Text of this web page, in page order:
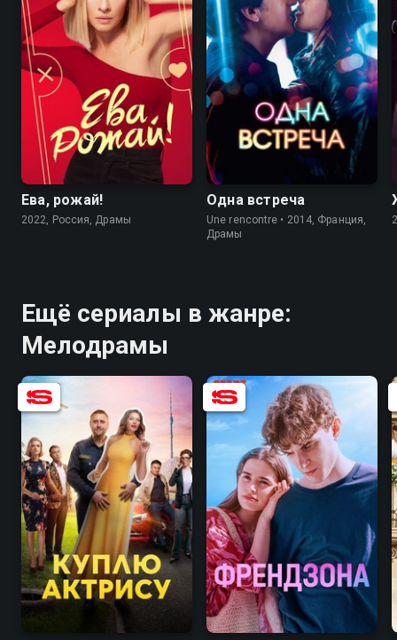
7.1 6.4
Ева, рожай!
2022, Россия, Драмы
6.9 6.2
Одна встреча
Une rencontre • 2014, Франция,
Драмы
Ещё сериалы в жанре:
Мелодрамы
7.5 7.2 6.9 7.8